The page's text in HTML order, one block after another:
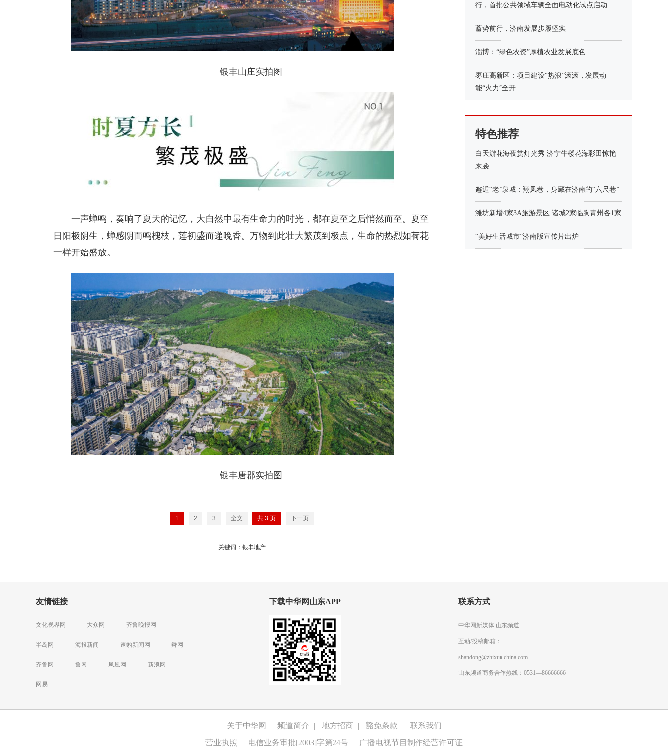
银丰山庄实拍图
一声蝉鸣，奏响了夏天的记忆， 大自然中最有生命力的时光，都在夏至之后悄然而至。 夏至
日阳极阴生，蝉感阴而鸣槐枝， 莲初盛而递晚香。万物到此壮大繁茂到极点，生命的热烈如荷花
一样开始盛放。
银丰唐郡实拍图
1 2 3 全文 共 3 页 下一页
关键词：银丰地产
行，首批公共领域车辆全面电动化试点启动
蓄势前行，济南发展步履坚实
淄博：“绿色农资”厚植农业发展底色
枣庄高新区：项目建设“热浪”滚滚，发展动
能“火力”全开
特色推荐
白天游花海夜赏灯光秀 济宁牛楼花海彩田惊艳
来袭
邂逅“老”泉城：翔凤巷，身藏在济南的“六尺巷”
潍坊新增4家3A旅游景区 诸城2家临朐青州各1家
“美好生活城市”济南版宣传片出炉
友情链接
文化视界网 大众网 齐鲁晚报网
半岛网 海报新闻 速豹新闻网 舜网
齐鲁网 鲁网 凤凰网 新浪网
网易
下载中华网山东APP 联系方式
中华网新媒体 山东频道
互动/投稿邮箱：
shandong@zhixun.china.com
山东频道商务合作热线：0531—86666666
关于中华网 频道简介 | 地方招商 | 豁免条款 |
联系我们
营业执照
电信业务审批[2003]字第24号 广播电视节目制作经营许可证